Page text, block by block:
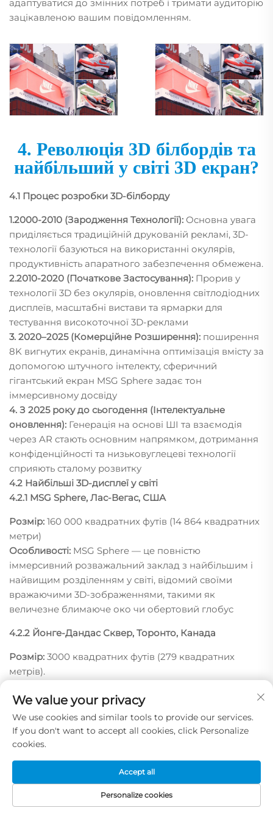
адаптуватися до змінних потреб і тримати аудиторію
зацікавленою вашим повідомленням.
4. Революція 3D білбордів та
найбільший у світі 3D екран?
4.1 Процес розробки 3D-білборду
1.2000-2010 (Зародження Технології): Основна увага
приділяється традиційній друкованій рекламі, 3D-
технології базуються на використанні окулярів,
продуктивність апаратного забезпечення обмежена.
2.2010-2020 (Початкове Застосування): Прорив у
технології 3D без окулярів, оновлення світлодіодних
дисплеїв, масштабні вистави та ярмарки для
тестування високоточної 3D-реклами
3. 2020–2025 (Комерційне Розширення): поширення
8K вигнутих екранів, динамічна оптимізація вмісту за
допомогою штучного інтелекту, сферичний
гігантський екран MSG Sphere задає тон
іммерсивному досвіду
4. З 2025 року до сьогодення (Інтелектуальне
оновлення): Генерація на основі ШІ та взаємодія
через AR стають основним напрямком, дотримання
конфіденційності та низьковуглецеві технології
сприяють сталому розвитку
4.2 Найбільші 3D-дисплеї у світі
4.2.1 MSG Sphere, Лас-Вегас, США
Розмір: 160 000 квадратних футів (14 864 квадратних
метри)
Особливості: MSG Sphere — це повністю
іммерсивний розважальний заклад з найбільшим і
найвищим розділенням у світі, відомий своїми
вражаючими 3D-зображеннями, такими як
величезне блимаюче око чи обертовий глобус
4.2.2 Йонге-Дандаc Сквер, Торонто, Канада
Розмір: 3000 квадратних футів (279 квадратних
метрів).
розташована в одному з найбільш оживлених
районів Торонто та має динамічні 3D-зображення,
які використовують сучасні технології відтворення
для створення захоплюючих анімацій.
We value your privacy
We use cookies and similar tools to provide our services.
If you don't want to accept all cookies, click Personalize
cookies.
Personalize cookies
Accept all